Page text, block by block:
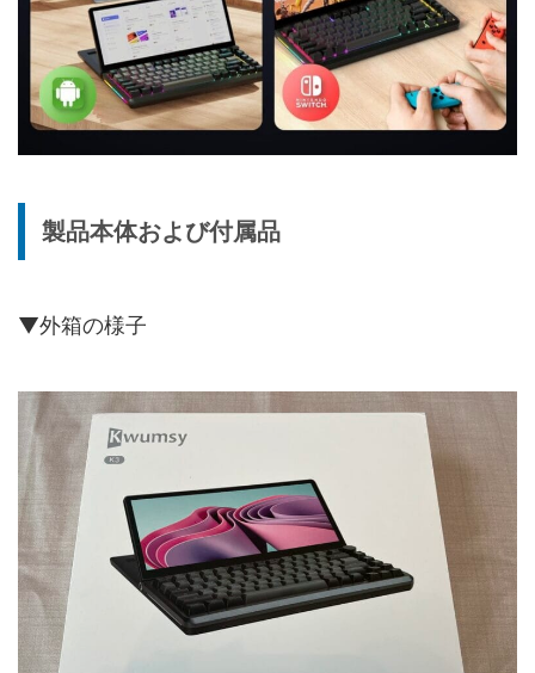
製品本体および付属品
▼外箱の様子